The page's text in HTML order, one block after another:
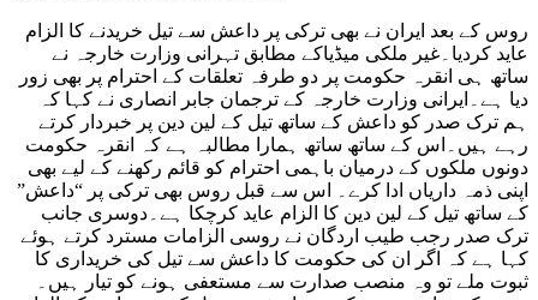
روس کے بعد ایران نے بھی ترکی پر داعش سے تیل خریدنے کا الزام
عاید کردیا۔غیر ملکی میڈیاکے مطابق تہرانی وزارت خارجہ نے
ساتھ ہی انقرہ حکومت پر دو طرفہ تعلقات کے احترام پر بھی زور
دیا ہے۔ایرانی وزارت خارجہ کے ترجمان جابر انصاری نے کہا کہ
ہم ترک صدر کو داعش کے ساتھ تیل کے لین دین پر خبردار کرتے
رہے ہیں۔اس کے ساتھ ساتھ ہمارا مطالبہ ہے کہ انقرہ حکومت
دونوں ملکوں کے درمیان باہمی احترام کو قائم رکھنے کے لیے بھی
اپنی ذمہ داریاں ادا کرے۔ اس سے قبل روس بھی ترکی پر “داعش”
کے ساتھ تیل کے لین دین کا الزام عاید کرچکا ہے۔دوسری جانب
ترک صدر رجب طیب اردگان نے روسی الزامات مسترد کرتے ہوئے
کہا ہے کہ اگر ان کی حکومت کا داعش سے تیل کی خریداری کا
ثبوت ملے تو وہ منصب صدارت سے مستعفی ہونے کو تیار ہیں۔